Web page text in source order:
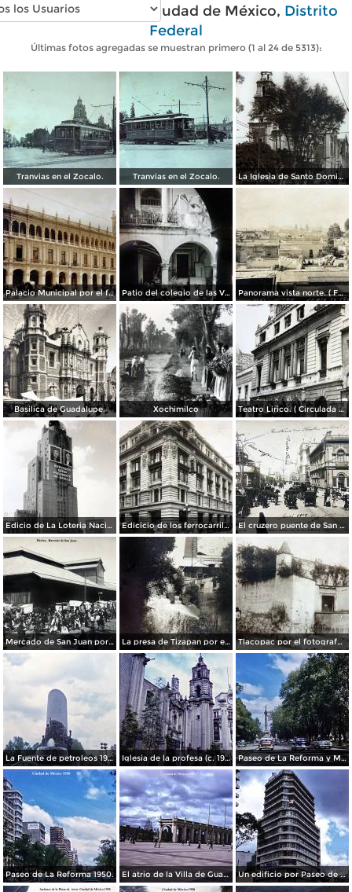
Fotos antiguas de Ciudad de México, Distrito
Federal
Últimas fotos agregadas se muestran primero (1 al 24 de 5313):
Tranvias en el Zocalo. Tranvias en el Zocalo. La Iglesia de Santo Domingo.
Palacio Municipal por el fotografo Hugo Brehme.. Patio del colegio de las Vizcainas por el fotografo Hugo Brehme. Panorama vista norte. ( Fechada el 20 de Junio de 1905 ).
Basilica de Guadalupe. Xochimilco Teatro Lirico. ( Circulada el 1 de Agosto de 1926 ).
Edicio de La Loteria Nacional Ciudad de México Abril de 1964 Edicicio de los ferrocarriles. El cruzero puente de San Francisco y Guardiola por el fotografo Felix Miret.
Mercado de San Juan por el fotografo Felix Miret La presa de Tizapan por el fotografo Fernando Kososky. ( Circulada el 22 de Diembre de 1910 ). Tlacopac por el fotografo Hugo Brehme.
La Fuente de petroleos 1950. Iglesia de la profesa (c. 1950) Paseo de La Reforma y Mto a La Independencia 1950
Paseo de La Reforma 1950. El atrio de la Villa de Guadalupe 1950. Un edificio por Paseo de La Reforma 1950